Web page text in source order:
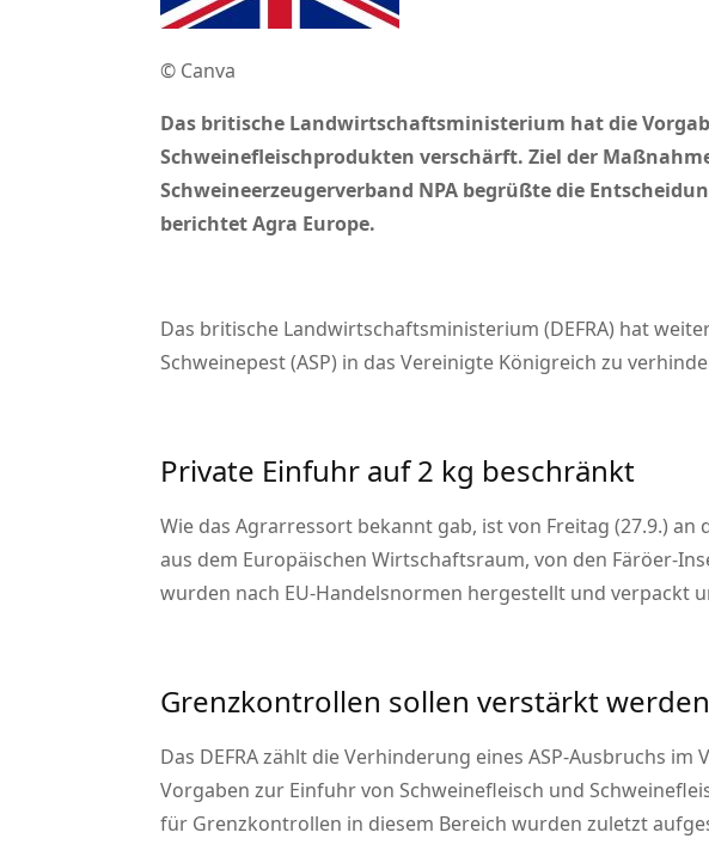
© Canva
Das britische Landwirtschaftsministerium hat die
Schweinefleischprodukten verschärft. Ziel der
Schweineerzeugerverband NPA begrüßte die
berichtet Agra Europe.
Das britische Landwirtschaftsministerium (DEFRA) hat
Schweinepest (ASP) in das Vereinigte Königreich zu
Private Einfuhr auf 2 kg beschränkt
Wie das Agrarressort bekannt gab, ist von Freitag (27.9.)
aus dem Europäischen Wirtschaftsraum, von den Färöer-
wurden nach EU-Handelsnormen hergestellt und verpackt
Grenzkontrollen sollen verstärkt werden
Das DEFRA zählt die Verhinderung eines ASP-Ausbruchs
Vorgaben zur Einfuhr von Schweinefleisch und
für Grenzkontrollen in diesem Bereich wurden zuletzt